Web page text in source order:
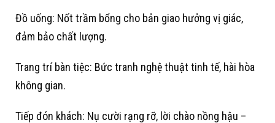
Đồ uống: Nốt trầm bổng cho bản giao hưởng vị giác,
đảm bảo chất lượng.
Trang trí bàn tiệc: Bức tranh nghệ thuật tinh tế, hài hòa
không gian.
Tiếp đón khách: Nụ cười rạng rỡ, lời chào nồng hậu –